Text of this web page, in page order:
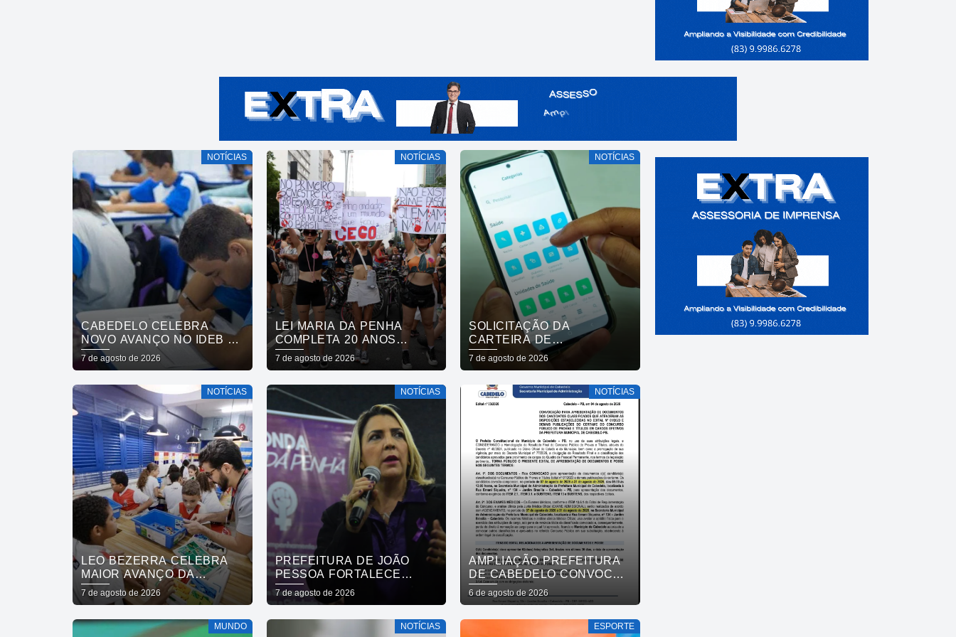
NOTÍCIAS
CABEDELO CELEBRA
NOVO AVANÇO NO IDEB E
CONSOLIDA TRAJETÓRIA
DE CRESCIMENTO NA
7 de agosto de 2026
NOTÍCIAS
LEI MARIA DA PENHA
COMPLETA 20 ANOS
ENTRE AVANÇOS E
DESAFIOS
7 de agosto de 2026
NOTÍCIAS
SOLICITAÇÃO DA
CARTEIRA DE
FIBROMIALGIA PASSA A
SER EXCLUSIVAMENTE
PESSOA NA PALMA DA
MÃO
7 de agosto de 2026
NOTÍCIAS
LEO BEZERRA CELEBRA
MAIOR AVANÇO DA
EDUCAÇÃO DE JOÃO
PESSOA NO IDEB ENTRE
7 de agosto de 2026
NOTÍCIAS
PREFEITURA DE JOÃO
PESSOA FORTALECE
REDE DE PROTEÇÃO ÀS
MULHERES E ENTENDE
7 de agosto de 2026
NOTÍCIAS
AMPLIAÇÃO PREFEITURA
DE CABEDELO CONVOCA
APROVADOS EM
CONCURSO PÚBLICO DA
6 de agosto de 2026
MUNDO NOTÍCIAS ESPORTE